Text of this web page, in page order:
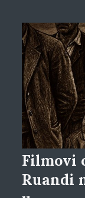
Filmovi
Ruandi